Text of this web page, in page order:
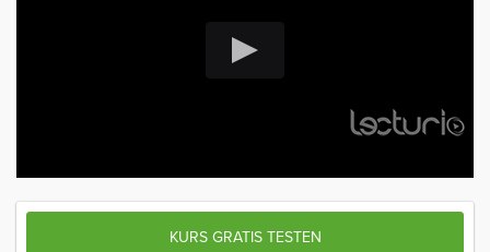
KURS GRATIS TESTEN